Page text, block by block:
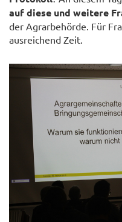
auf diese und weitere
der Agrarbehörde. Für
ausreichend Zeit.